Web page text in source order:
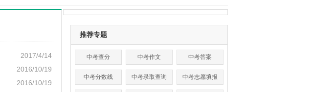
2017/4/14
2016/10/19
2016/10/19
推荐专题
中考查分 中考作文 中考答案
中考分数线 中考录取查询 中考志愿填报